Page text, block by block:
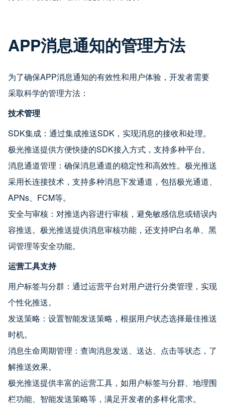
APP消息通知的管理方法
为了确保APP消息通知的有效性和用户体验，开发者需要
采取科学的管理方法：
技术管理
SDK集成：通过集成推送SDK，实现消息的接收和处理。
极光推送提供方便快捷的SDK接入方式，支持多种平台。
消息通道管理：确保消息通道的稳定性和高效性。极光推送
采用长连接技术，支持多种消息下发通道，包括极光通道、
APNs、FCM等。
安全与审核：对推送内容进行审核，避免敏感信息或错误内
容推送。极光推送提供消息审核功能，还支持IP白名单、黑
词管理等安全功能。
运营工具支持
用户标签与分群：通过运营平台对用户进行分类管理，实现
个性化推送。
发送策略：设置智能发送策略，根据用户状态选择最佳推送
时机。
消息生命周期管理：查询消息发送、送达、点击等状态，了
解推送效果。
极光推送提供丰富的运营工具，如用户标签与分群、地理围
栏功能、智能发送策略等，满足开发者的多样化需求。